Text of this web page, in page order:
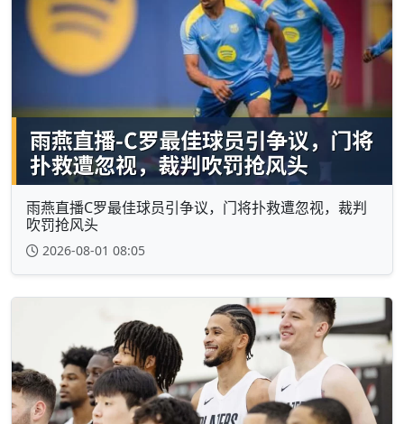
雨燕直播C罗最佳球员引争议，门将扑救遭忽视，裁判
吹罚抢风头
2026-08-01 08:05